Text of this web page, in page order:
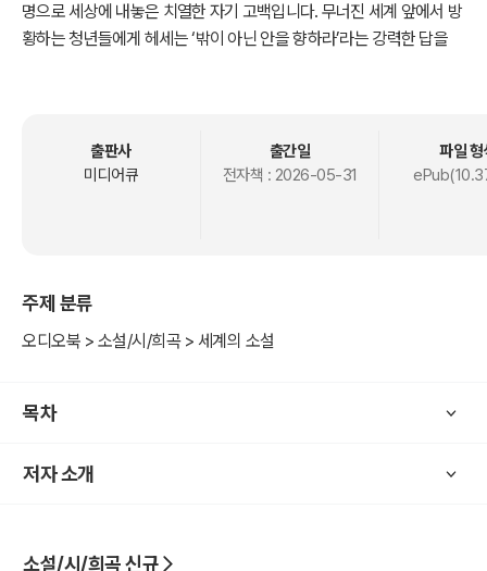
명으로 세상에 내놓은 치열한 자기 고백입니다. 무너진 세계 앞에서 방
황하는 청년들에게 헤세는 ‘밖이 아닌 안을 향하라’라는 강력한 답을
출판사
미디어큐
출간일
전자책 : 2026-05-31
파일 형
주제 분류
오디오북 > 소설/시/희곡 > 세계의 소설
목차
저자 소개
소설/시/희곡 신규